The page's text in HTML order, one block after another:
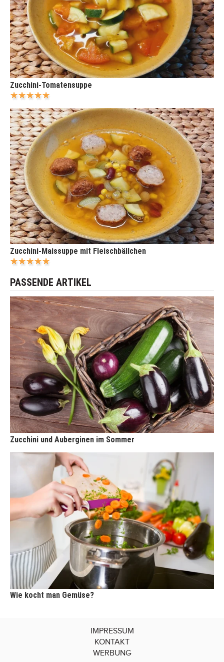
Zucchini-Tomatensuppe
Zucchini-Maissuppe mit Fleischbällchen
PASSENDE ARTIKEL
Zucchini und Auberginen im Sommer
Wie kocht man Gemüse?
IMPRESSUM
KONTAKT
WERBUNG